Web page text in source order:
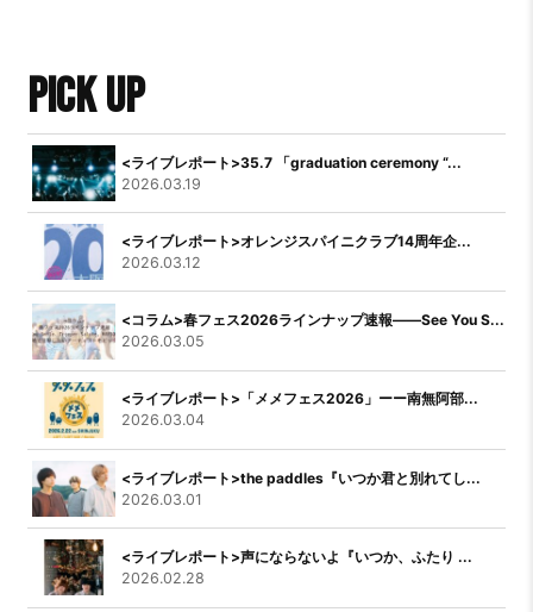
PICK UP
<ライブレポート>35.7 「graduation ceremony “...
2026.03.19
<ライブレポート>オレンジスパイニクラブ14周年企...
2026.03.12
<コラム>春フェス2026ラインナップ速報――See You S...
2026.03.05
<ライブレポート>「メメフェス2026」ーー南無阿部...
2026.03.04
<ライブレポート>the paddles『いつか君と別れてし...
2026.03.01
<ライブレポート>声にならないよ『いつか、ふたり ...
2026.02.28